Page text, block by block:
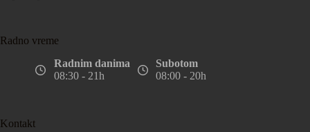
Radno vreme
Radnim danima
08:30 - 21h
Subotom
08:00 - 20h
Kontakt